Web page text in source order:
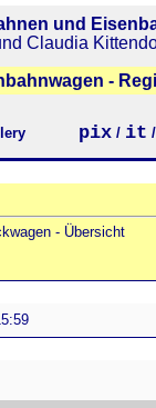
und
Claudia
-
pix / it
- Übersicht